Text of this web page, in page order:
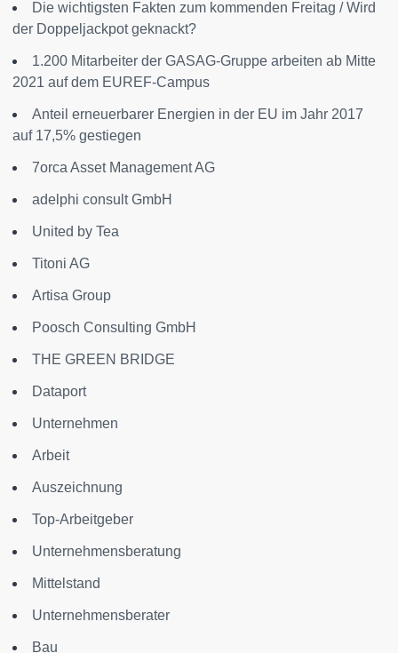
Die wichtigsten Fakten zum kommenden Freitag / Wird
der Doppeljackpot geknackt?
1.200 Mitarbeiter der GASAG-Gruppe arbeiten ab Mitte
2021 auf dem EUREF-Campus
Anteil erneuerbarer Energien in der EU im Jahr 2017
auf 17,5% gestiegen
7orca Asset Management AG
adelphi consult GmbH
United by Tea
Titoni AG
Artisa Group
Poosch Consulting GmbH
THE GREEN BRIDGE
Dataport
Unternehmen
Arbeit
Auszeichnung
Top-Arbeitgeber
Unternehmensberatung
Mittelstand
Unternehmensberater
Bau